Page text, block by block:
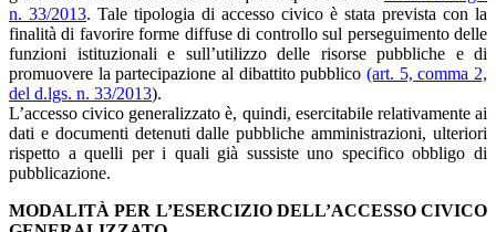
n. 33/2013. Tale tipologia di accesso civico è stata prevista con la
finalità di favorire forme diffuse di controllo sul perseguimento delle
funzioni istituzionali e sull’utilizzo delle risorse pubbliche e di
promuovere la partecipazione al dibattito pubblico (art. 5, comma 2,
del d.lgs. n. 33/2013).
L’accesso civico generalizzato è, quindi, esercitabile relativamente ai
dati e documenti detenuti dalle pubbliche amministrazioni, ulteriori
rispetto a quelli per i quali già sussiste uno specifico obbligo di
pubblicazione.
MODALITÀ PER L’ESERCIZIO DELL’ACCESSO CIVICO